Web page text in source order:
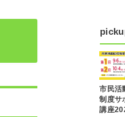
市民活
制度サ
講座